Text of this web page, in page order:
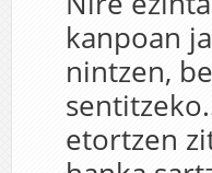
kanpoan
nintzen,
etortzen